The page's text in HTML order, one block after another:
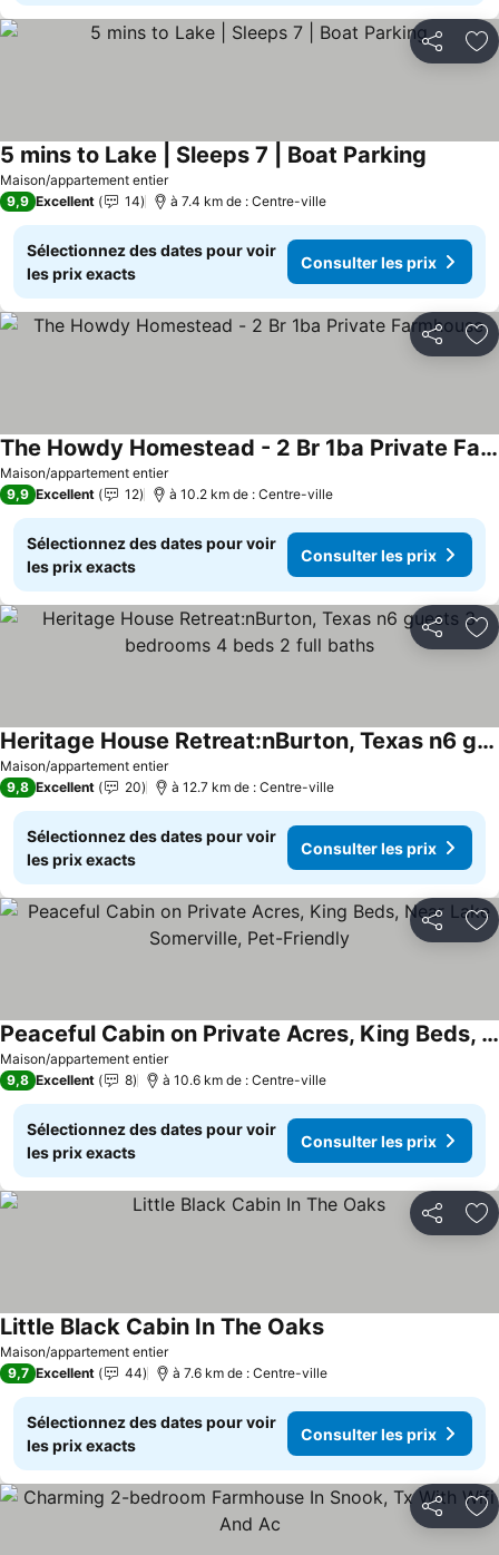
Partager
Maison/appartement entier
5 mins to Lake | Sleeps 7 | Boat Parking
9,9 Excellent 14 à 7.4 km de : Centre-ville
Sélectionnez des dates pour voir
les prix exacts
Consulter les prix
Partager
Maison/appartement entier
The Howdy Homestead - 2 Br 1ba Private Farmhouse
Consulter les prix
9,9 Excellent 12 à 10.2 km de : Centre-ville
Sélectionnez des dates pour voir
les prix exacts
Consulter les prix
Partager
Maison/appartement entier
Heritage House Retreat:nBurton, Texas n6 guests 3 bedrooms 4 beds 2 full baths
Consulter les prix
9,8 Excellent 20 à 12.7 km de : Centre-ville
Sélectionnez des dates pour voir
les prix exacts
Consulter les prix
Partager
Maison/appartement entier
Peaceful Cabin on Private Acres, King Beds, Near Lake Somerville, Pet-Friendly
Consulter les prix
9,8 Excellent 8 à 10.6 km de : Centre-ville
Sélectionnez des dates pour voir
les prix exacts
Consulter les prix
Partager
Maison/appartement entier
Little Black Cabin In The OaksConsulter les prix
9,7 Excellent 44 à 7.6 km de : Centre-ville
Sélectionnez des dates pour voir
les prix exacts
Consulter les prix
Partager